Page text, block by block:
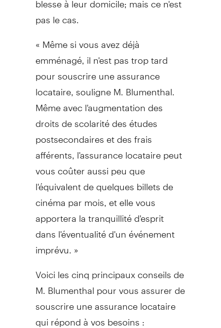
pas le cas.
« Même si vous avez déjà
emménagé, il n'est pas trop tard
pour souscrire une assurance
locataire, souligne M. Blumenthal.
Même avec l'augmentation des
droits de scolarité des études
postsecondaires et des frais
afférents, l'assurance locataire peut
vous coûter aussi peu que
l'équivalent de quelques billets de
cinéma par mois, et elle vous
apportera la tranquillité d'esprit
dans l'éventualité d'un événement
imprévu. »
Voici les cinq principaux conseils de
M. Blumenthal pour vous assurer de
souscrire une assurance locataire
qui répond à vos besoins :